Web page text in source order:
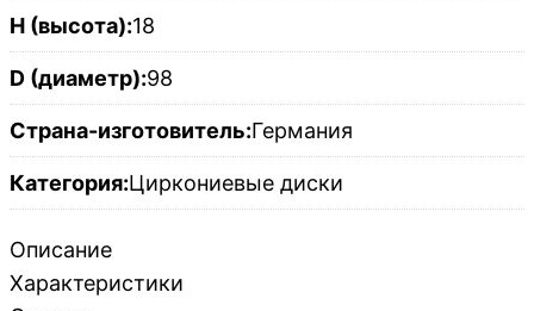
H (высота):18
D (диаметр):98
Страна-изготовитель:Германия
Категория:Циркониевые диски
Описание
Характеристики